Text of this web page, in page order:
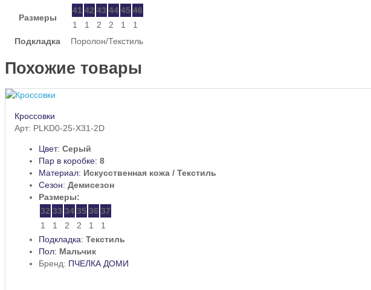
Размеры
41 42 43 44 45 46
1
1 2 2 1
1
Подкладка
Поролон/Текстиль
Похожие товары
Кроссовки
Арт: PLKD0-25-X31-2D
Цвет: Серый
Пар в коробке: 8
Материал: Искусственная кожа / Текстиль
Сезон: Демисезон
Размеры:
32 33 34 35 36 37
1
1 2 2 1
1
Подкладка: Текстиль
Пол: Мальчик
Бренд: ПЧЕЛКА ДОМИ